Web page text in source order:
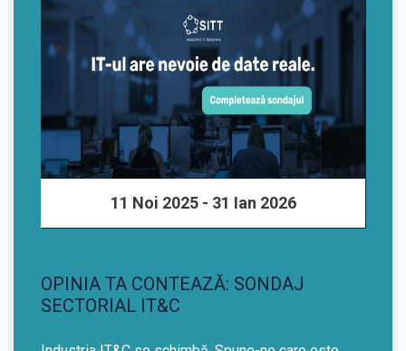
11 Noi 2025 - 31 Ian 2026
OPINIA TA CONTEAZĂ: SONDAJ
SECTORIAL IT&C